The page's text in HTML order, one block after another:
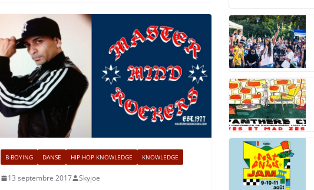
B-BOYING DANSE HIP HOP KNOWLEDGE KNOWLEDGE
13 septembre 2017 Skyjoe